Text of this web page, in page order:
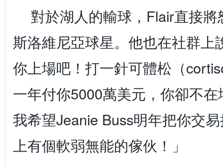
對於湖人的輸球，Flair直接
斯洛維尼亞球星。他也在社群上
你上場吧！打一針可體松（
一年付你5000萬美元，你卻不
我希望Jeanie Buss明年把你交
上有個軟弱無能的傢伙！」